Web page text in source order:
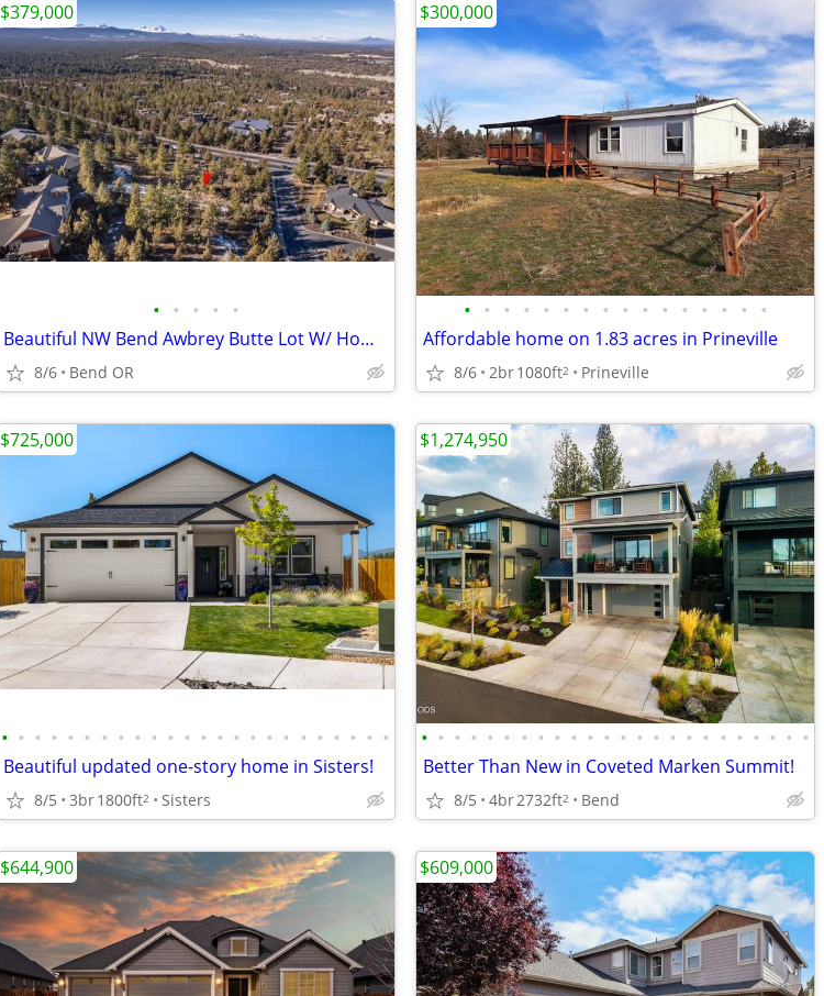
• • • • •
Beautiful NW Bend Awbrey Butte Lot W/ Home Plans
8/6 Bend OR
$379,000
• • • • • • • • • • • • • • • •
Affordable home on 1.83 acres in Prineville
8/6 2br1080ft2 Prineville
$300,000
• • • • • • • • • • • • • • • • • • • • • • • •
Beautiful updated one-story home in Sisters!
8/5 3br1800ft2 Sisters
$725,000
• • • • • • • • • • • • • • • • • • • • • • • •
Better Than New in Coveted Marken Summit!
8/5 4br2732ft2 Bend
$1,274,950
$644,900 $609,000